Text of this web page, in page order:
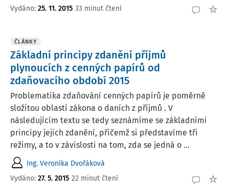
Vydáno: 25. 11. 2015 33 minut čtení
ČLÁNKY
Základní principy zdanění příjmů
plynoucích z cenných papírů od
zdaňovacího období 2015
Problematika zdaňování cenných papírů je poměrně
složitou oblastí zákona o daních z příjmů . V
následujícím textu se tedy seznámíme se základními
principy jejich zdanění, přičemž si představíme tři
režimy, a to v závislosti na tom, zda se jedná o ...
Ing. Veronika Dvořáková
Vydáno: 27. 5. 2015 22 minut čtení